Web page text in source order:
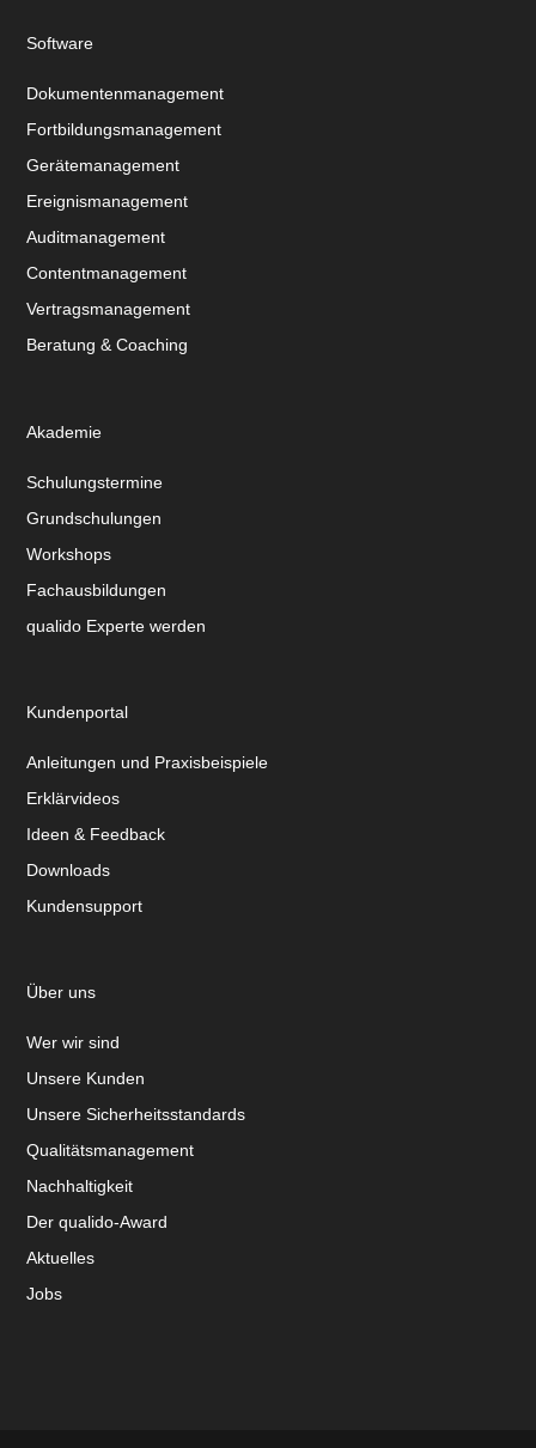
Software
Dokumentenmanagement
Fortbildungsmanagement
Gerätemanagement
Ereignismanagement
Auditmanagement
Contentmanagement
Vertragsmanagement
Beratung & Coaching
Akademie
Schulungstermine
Grundschulungen
Workshops
Fachausbildungen
qualido Experte werden
Kundenportal
Anleitungen und Praxisbeispiele
Erklärvideos
Ideen & Feedback
Downloads
Kundensupport
Über uns
Wer wir sind
Unsere Kunden
Unsere Sicherheitsstandards
Qualitätsmanagement
Nachhaltigkeit
Der qualido-Award
Aktuelles
Jobs